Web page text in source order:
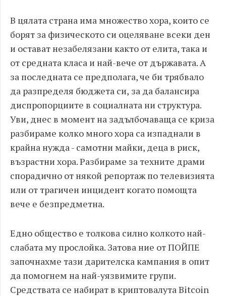
В цялата страна има множество хора, които се
борят за физическото си оцеляване всеки ден
и остават незабелязани както от елита, така и
от средната класа и най-вече от държавата. А
за последната се предполага, че би трябвало
да разпределя бюджета си, за да балансира
диспропорциите в социалната ни структура.
Уви, днес в момент на задълбочаваща се криза
разбираме колко много хора са изпаднали в
крайна нужда - самотни майки, деца в риск,
възрастни хора. Разбираме за техните драми
спорадично от някой репортаж по телевизията
или от трагичен инцидент когато помощта
вече е безпредметна.
Едно общество е толкова силно колкото най-
слабата му прослойка. Затова ние от ПОЙПЕ
започнахме тази дарителска кампания в опит
да помогнем на най-уязвимите групи.
Средствата се набират в криптовалута Bitcoin